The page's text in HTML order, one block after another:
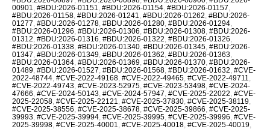
00901, #BDU:2026-01151, #BDU:2026-01154, #BDU:2026-01157,
#BDU:2026-01158, #BDU:2026-01241, #BDU:2026-01262, #BDU:2026-
01277, #BDU:2026-01278, #BDU:2026-01280, #BDU:2026-01294,
#BDU:2026-01296, #BDU:2026-01306, #BDU:2026-01308, #BDU:2026-
01312, #BDU:2026-01316, #BDU:2026-01322, #BDU:2026-01326,
#BDU:2026-01338, #BDU:2026-01340, #BDU:2026-01345, #BDU:2026-
01347, #BDU:2026-01349, #BDU:2026-01362, #BDU:2026-01363,
#BDU:2026-01364, #BDU:2026-01369, #BDU:2026-01370, #BDU:2026-
01489, #BDU:2026-01527, #BDU:2026-01568, #BDU:2026-01632, #CVE-
2022-48744, #CVE-2022-49168, #CVE-2022-49465, #CVE-2022-49711,
#CVE-2022-49743, #CVE-2023-52975, #CVE-2023-53498, #CVE-2024-
47666, #CVE-2024-50143, #CVE-2024-57947, #CVE-2025-22022, #CVE-
2025-22058, #CVE-2025-22121, #CVE-2025-37830, #CVE-2025-38119,
#CVE-2025-38556, #CVE-2025-38678, #CVE-2025-39866, #CVE-2025-
39993, #CVE-2025-39994, #CVE-2025-39995, #CVE-2025-39996, #CVE-
2025-39998, #CVE-2025-40001, #CVE-2025-40018, #CVE-2025-40019,